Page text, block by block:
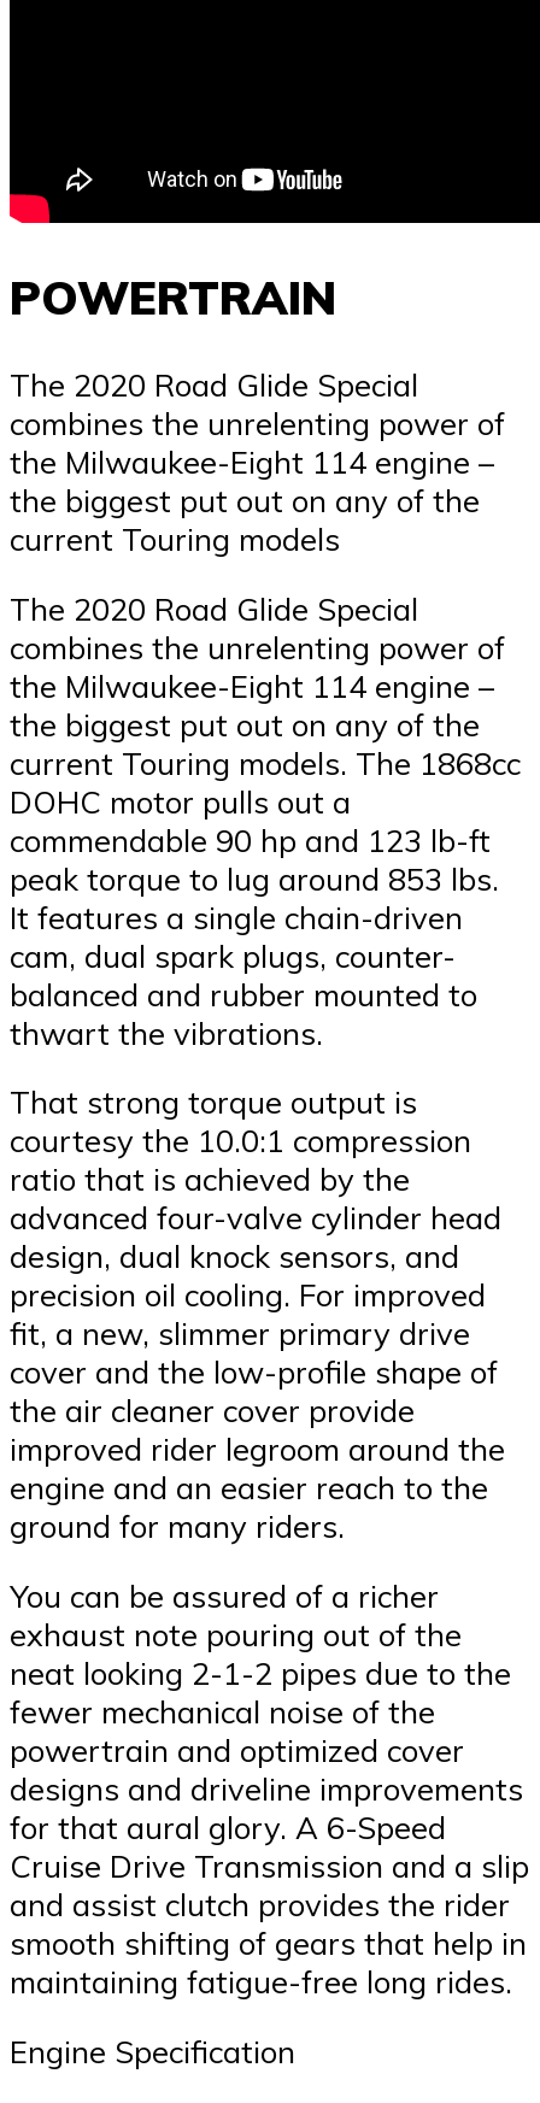
POWERTRAIN
The 2020 Road Glide Special
combines the unrelenting power of
the Milwaukee-Eight 114 engine –
the biggest put out on any of the
current Touring models
The 2020 Road Glide Special
combines the unrelenting power of
the Milwaukee-Eight 114 engine –
the biggest put out on any of the
current Touring models. The 1868cc
DOHC motor pulls out a
commendable 90 hp and 123 lb-ft
peak torque to lug around 853 lbs.
It features a single chain-driven
cam, dual spark plugs, counter-
balanced and rubber mounted to
thwart the vibrations.
That strong torque output is
courtesy the 10.0:1 compression
ratio that is achieved by the
advanced four-valve cylinder head
design, dual knock sensors, and
precision oil cooling. For improved
fit, a new, slimmer primary drive
cover and the low-profile shape of
the air cleaner cover provide
improved rider legroom around the
engine and an easier reach to the
ground for many riders.
You can be assured of a richer
exhaust note pouring out of the
neat looking 2-1-2 pipes due to the
fewer mechanical noise of the
powertrain and optimized cover
designs and driveline improvements
for that aural glory. A 6-Speed
Cruise Drive Transmission and a slip
and assist clutch provides the rider
smooth shifting of gears that help in
maintaining fatigue-free long rides.
Engine Specification